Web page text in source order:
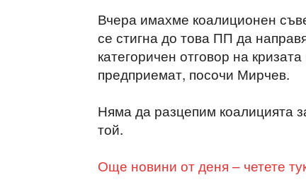
Вчера имахме коалиционен
се стигна до това ПП да
категоричен отговор на
предприемат, посочи Мирчев.
Няма да разцепим коалицията
той.
Още новини от деня – четете